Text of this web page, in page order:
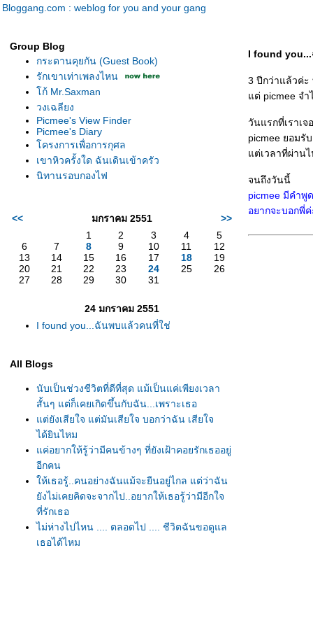
Bloggang.com : weblog for you and your gang
Group Blog
กระดานคุยกัน (Guest Book)
รักเขาเท่าเพลงไหน
ก้ Mr.Saxman
วงเฉลียง
Picmee's View Finder
Picmee's Diary
ครงการเพื่อการกุศล
เขาหิวครั้งใด ฉันเดินเข้าครัว
นิทานรอบกองไฟ
<< มกราคม 2551
>>
1
2 3 4
5
6
7 8 9 10 11
12
13
14 15 16 17 18
19
20
21 22 23 24 25
26
27
28 29 30 31
24 มกราคม 2551
I found you...ฉันพบแล้วคนที่ใช่
All Blogs
นับเป็นช่วงชีวิตที่ดีที่สุด แม้เป็นแค่เพียงเวลา
สั้นๆ แต่ก็เคยเกิดขึ้นกับฉัน...เพราะเธอ
ต่ยังเสียใจ แต่มันเสียใจ บอกว่าฉัน เสียใจ
ได้ยินไหม
ค่อยากให้รู้ว่ามีคนข้างๆ ที่ยังเฝ้าคอยรักเธออยู่
อีกคน
ห้เธอรู้..คนอย่างฉันแม้จะยืนอยู่ไกล แต่ว่าฉัน
ังไม่เคยคิดจะจากไป..อยากให้เธอรู้ว่ามีอีกใจ
ที่รักเธอ
ไม่ห่างไปไหน .... ตลอดไป .... ชีวิตฉันขอดูแล
เธอได้ไหม
I found
3 ปีกว่าแล้วค่ะ
ต่ picmee จำ
วันแรกที่เราเจ
picmee ยอมรั
ต่เวลาที่ผ่านไ
จนถึงวันนี้
picmee มีคำพู
อยากจะบอกพี่ค่